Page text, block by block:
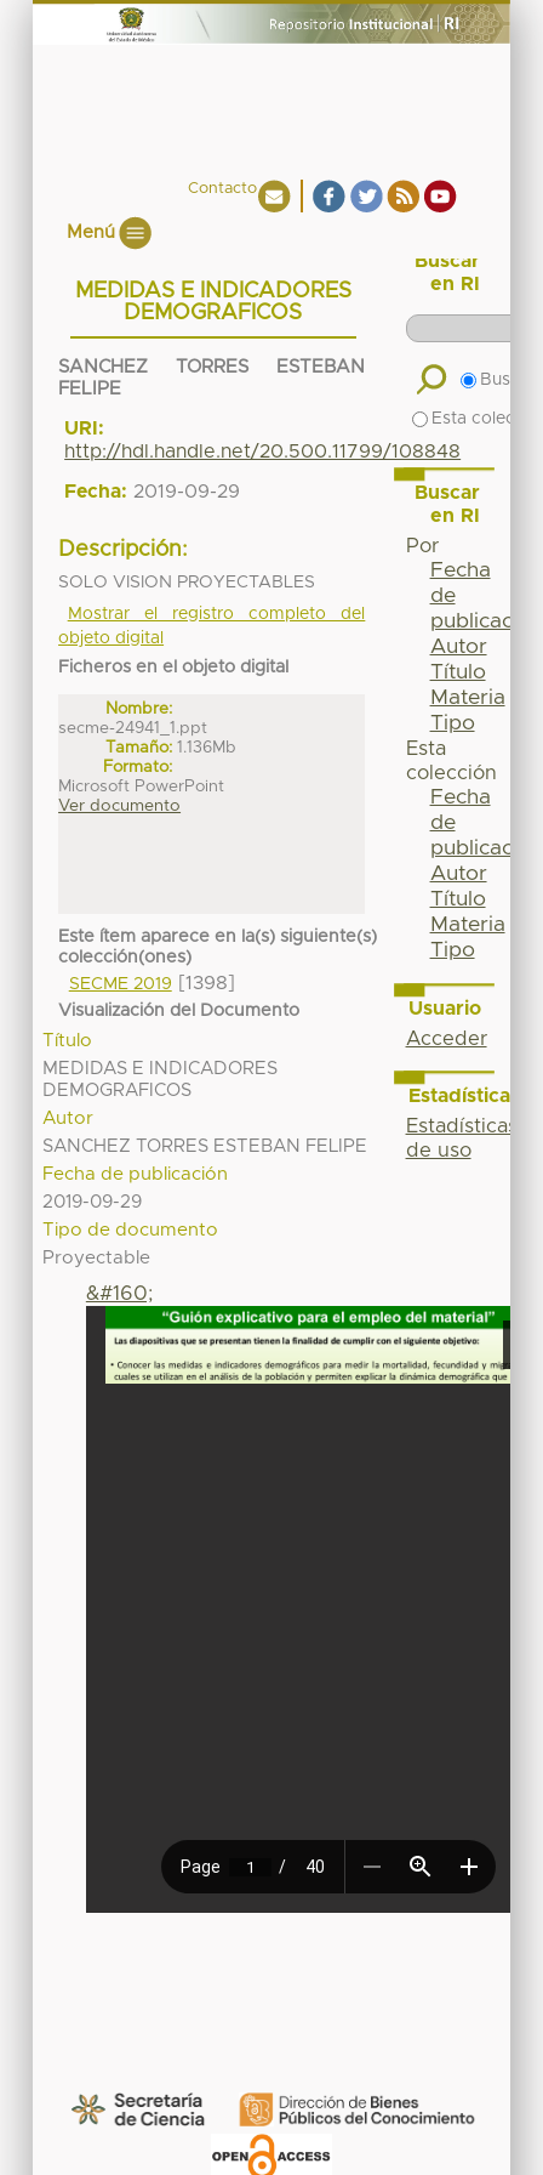
Contacto
Menú
MEDIDAS E INDICADORES
DEMOGRAFICOS
SANCHEZ TORRES ESTEBAN
FELIPE
URI:
http://hdl.handle.net/20.500.11799/108848
Fecha: 2019-09-29
Descripción:
SOLO VISION PROYECTABLES
Mostrar el registro completo del
objeto digital
Ficheros en el objeto digital
Nombre:
secme-24941_1.ppt
Tamaño: 1.136Mb
Formato:
Microsoft PowerPoint
Ver documento
Este ítem aparece en la(s) siguiente(s)
colección(ones)
SECME 2019
[1398]
Visualización del Documento
Título
MEDIDAS E INDICADORES
DEMOGRAFICOS
Autor
SANCHEZ TORRES ESTEBAN FELIPE
Fecha de publicación
2019-09-29
Tipo de documento
Proyectable
&#160;
Buscar
en RI
Buscar
Esta
Buscar
en RI
Por
Fecha
de
publicación
Autor
Título
Materia
Tipo
Esta
colección
Fecha
de
publicación
Autor
Título
Materia
Tipo
Usuario
Acceder
Estadísticas
Estadísticas
de uso